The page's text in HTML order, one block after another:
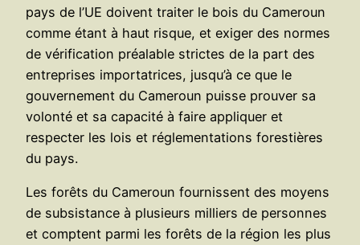
pays de l’UE doivent traiter le bois du Cameroun
comme étant à haut risque, et exiger des normes
de vérification préalable strictes de la part des
entreprises importatrices, jusqu’à ce que le
gouvernement du Cameroun puisse prouver sa
volonté et sa capacité à faire appliquer et
respecter les lois et réglementations forestières
du pays.
Les forêts du Cameroun fournissent des moyens
de subsistance à plusieurs milliers de personnes
et comptent parmi les forêts de la région les plus